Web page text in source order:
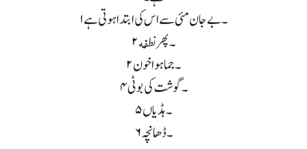
۱۔ بے جان مئی سے اس کی ابتدا ہوتی ہے
۲۔ پھر نطفه
۲۔ جما ہوا خون
۴۔ گوشت کی بوٹی
۵۔ ہڈیاں
۶۔ ڈھانچہ